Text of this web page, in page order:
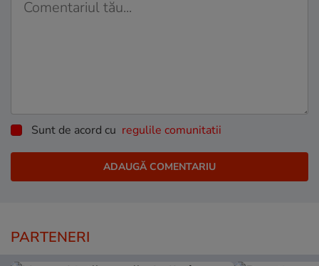
Sunt de acord cu regulile comunitatii
PARTENERI